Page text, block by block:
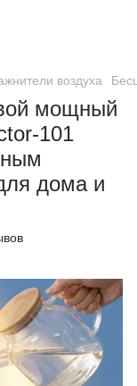
воздуха
мощный
101
дома и